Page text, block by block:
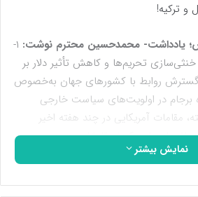
و ترکیه!
یادداشت- محمدحسین محترم نوشت: 1-
تحریم‌ها و کاهش تأثیر دلار بر
روابط با کشورهای جهان به‌خصوص
در اولویت‌های سیاست خارجی
مقامات آمریکایی در چند هفته اخیر
رسانه‌های خود کردند تا شاید همچون
فضا‌سازی کنند؛ اما در فضایی که جمهوری
و منطقه به وجود آورده،
نمایش بیشتر